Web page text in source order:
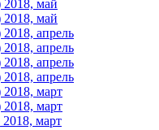
май
май
апрель
апрель
апрель
апрель
март
март
март